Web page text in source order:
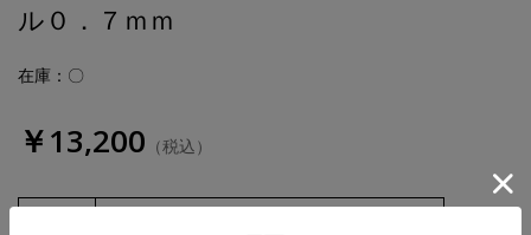
ル０．７ｍｍ
在庫：〇
￥13,200 （税込）